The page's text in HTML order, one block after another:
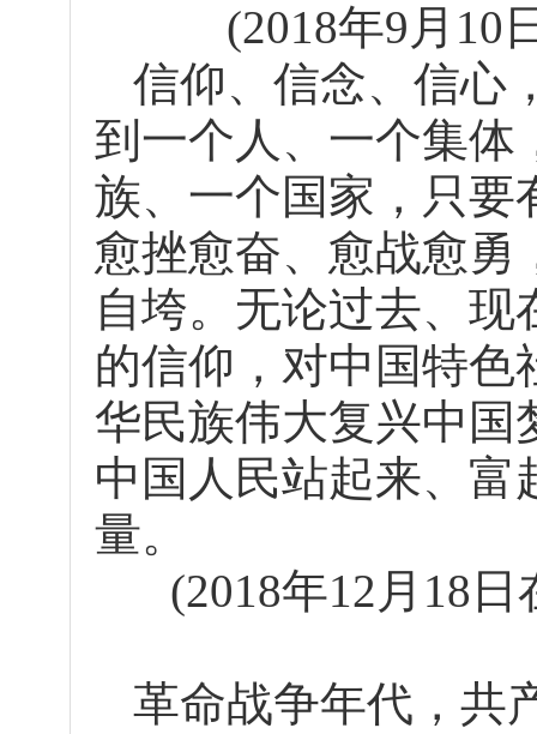
(2018年9月10
信仰、信念、信心
到一个人、一个集体
族、一个国家，只要
愈挫愈奋、愈战愈勇
自垮。无论过去、
的信仰，对中国特色
华民族伟大复兴中国
中国人民站起来、富
量。
(2018年12月18
革命战争年代，共